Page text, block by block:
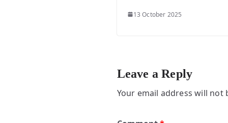
13 October 2025
Leave a Reply
Your email address will not